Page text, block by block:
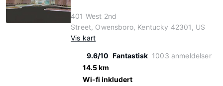
401 West 2nd
Street, Owensboro, Kentucky 42301, US
Vis kart
9.6/10 Fantastisk 1003 anmeldelser
14.5 km
Wi-fi inkludert